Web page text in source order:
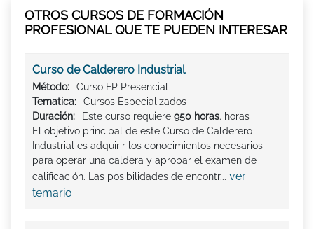
OTROS CURSOS DE FORMACIÓN
PROFESIONAL QUE TE PUEDEN INTERESAR
Curso de Calderero Industrial
Método:
Curso FP Presencial
Tematica:
Cursos Especializados
Duración:
Este curso requiere 950 horas. horas
El objetivo principal de este Curso de Calderero
Industrial es adquirir los conocimientos necesarios
para operar una caldera y aprobar el examen de
calificación. Las posibilidades de encontr... ver
temario